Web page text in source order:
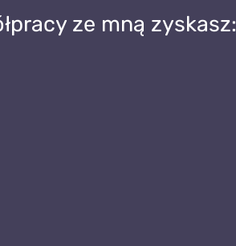
ze mną zyskasz: